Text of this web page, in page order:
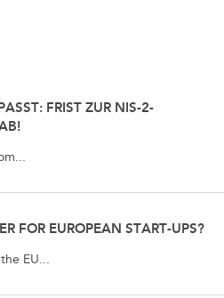
FRIST ZUR NIS-2-
FOR EUROPEAN START-UPS?
EU...